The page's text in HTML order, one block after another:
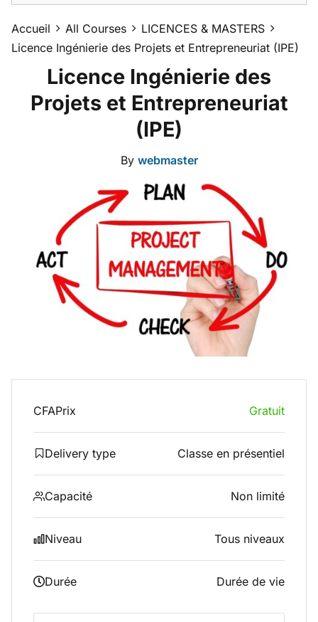
Accueil All Courses
LICENCES & MASTERS
Licence Ingénierie des Projets et Entrepreneuriat (IPE)
Licence Ingénierie des
Projets et Entrepreneuriat
(IPE)
By webmaster
CFAPrix Gratuit
Delivery type Classe en présentiel
Capacité Non limité
Niveau Tous niveaux
Durée Durée de vie